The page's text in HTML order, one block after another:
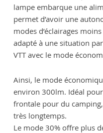
lampe embarque une
permet d’avoir une
modes d’éclairages
adapté à une situation
VTT avec le mode
Ainsi, le mode
environ 300lm. Idéal
frontale pour du
très longtemps.
Le mode 30% offre plus